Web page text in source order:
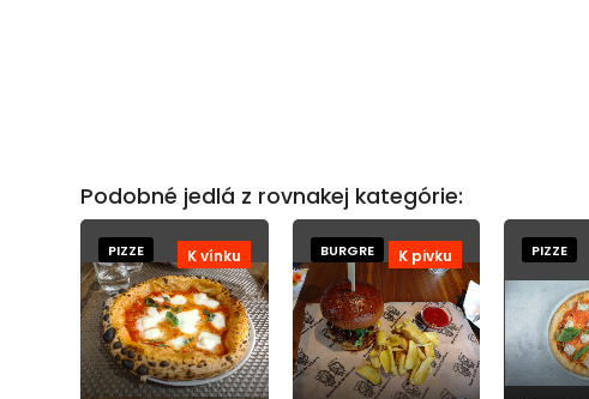
Podobné jedlá z rovnakej kategórie:
K vínku
PIZZE K pivku
BURGRE PIZZE